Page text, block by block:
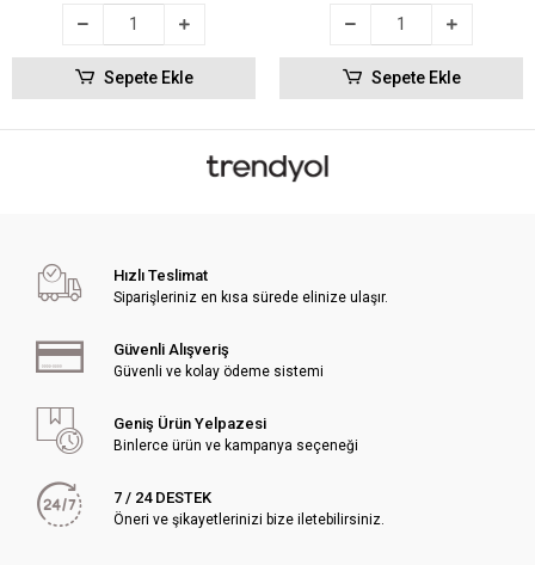
Sepete Ekle Sepete Ekle
Hızlı Teslimat
Siparişleriniz en kısa sürede elinize ulaşır.
Güvenli Alışveriş
Güvenli ve kolay ödeme sistemi
Geniş Ürün Yelpazesi
Binlerce ürün ve kampanya seçeneği
7 / 24 DESTEK
Öneri ve şikayetlerinizi bize iletebilirsiniz.